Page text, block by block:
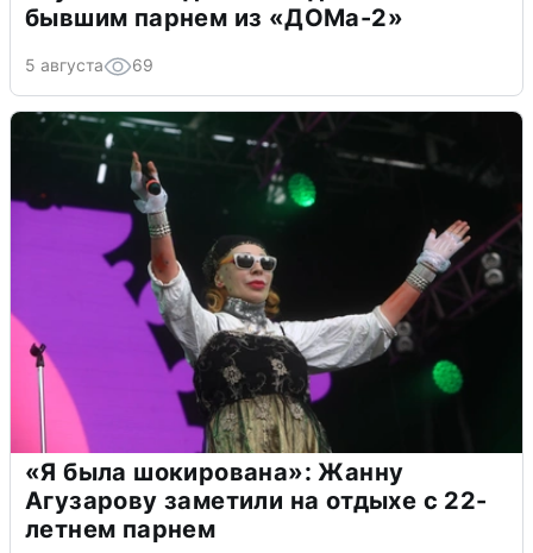
бывшим парнем из «ДОМа-2»
5 августа 69
«Я была шокирована»: Жанну
Агузарову заметили на отдыхе с 22-
летнем парнем